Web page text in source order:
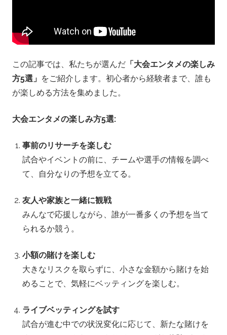
–
賭
け
ト
ー
ナ
メ
ン
ト
この記事では、私たちが選んだ 「大会エンタメの楽しみ
方5選」 をご紹介します。初心者から経験者まで、誰も
が楽しめる方法を集めました。
大会エンタメの楽しみ方5選:
事前のリサーチを楽しむ
試合やイベントの前に、チームや選手の情報を調べ
て、自分なりの予想を立てる。
友人や家族と一緒に観戦
みんなで応援しながら、誰が一番多くの予想を当て
られるか競う。
小額の賭けを楽しむ
大きなリスクを取らずに、小さな金額から賭けを始
めることで、気軽にベッティングを楽しむ。
ライブベッティングを試す
試合が進む中での状況変化に応じて、新たな賭けを